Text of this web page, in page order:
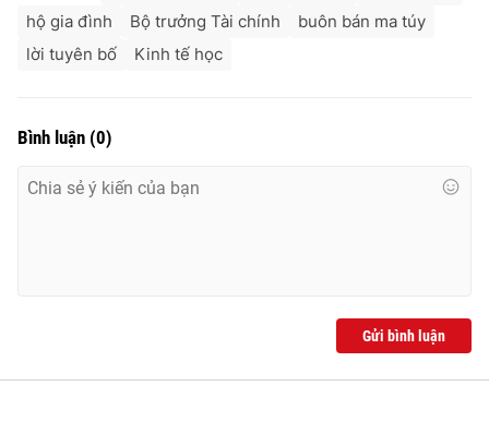
hộ gia đình
Bộ trưởng Tài chính
buôn bán ma túy
lời tuyên bố
Kinh tế học
Bình luận (0)
Gửi bình luận